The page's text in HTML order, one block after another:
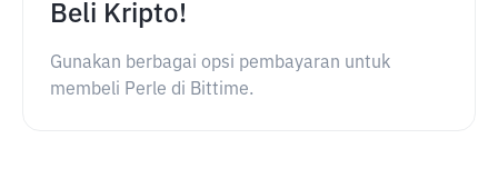
Beli Kripto!
Gunakan berbagai opsi pembayaran untuk
membeli Perle di Bittime.